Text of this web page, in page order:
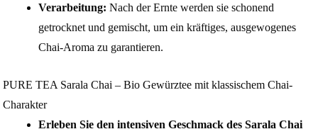
Verarbeitung: Nach der Ernte werden sie schonend
getrocknet und gemischt, um ein kräftiges, ausgewogenes
Chai-Aroma zu garantieren.
PURE TEA Sarala Chai – Bio Gewürztee mit klassischem Chai-
Charakter
Erleben Sie den intensiven Geschmack des Sarala Chai